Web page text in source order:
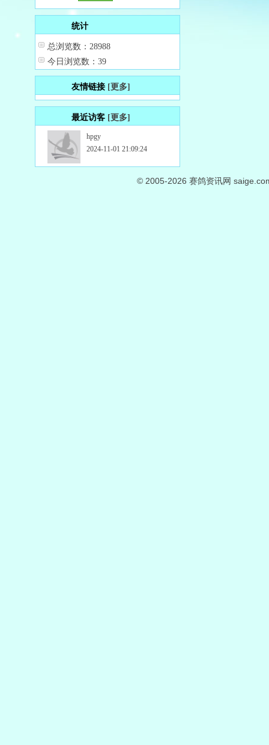
统计
总浏览数：28988
今日浏览数：39
友情链接 [更多]
最近访客 [更多]
hpgy
2024-11-01 21:09:24
© 2005-2026 赛鸽资讯网